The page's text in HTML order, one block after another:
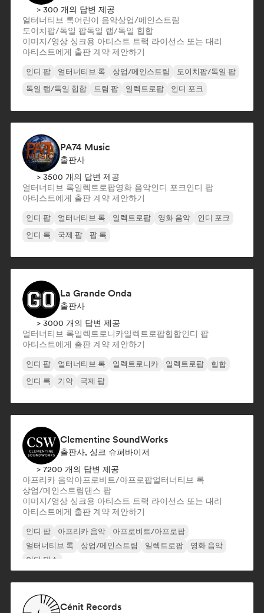
> 300 개의 답변 제공
얼터너티브 록어린이 음악상업/메인스트림
도이치팝/독일 팝독일 랩/독일 힙합
이미지/영상 싱크용 아티스트 트랙 라이선스 또는 대리
아티스트에게 출판 계약 제안하기
인디 팝 얼터너티브 록 상업/메인스트림
도이치팝/독일 팝
독일 랩/독일 힙합
드림 팝 일렉트로팝 인디 포크
PA74 Music
출판사
> 3500 개의 답변 제공
얼터너티브 록일렉트로팝영화 음악인디 포크인디 팝
아티스트에게 출판 계약 제안하기
인디 팝 얼터너티브 록 일렉트로팝 영화 음악
인디 포크
인디 록
국제 팝 팝 록
La Grande Onda
출판사
> 3000 개의 답변 제공
얼터너티브 록일렉트로니카일렉트로팝힙합인디 팝
아티스트에게 출판 계약 제안하기
인디 팝 얼터너티브 록 일렉트로니카 일렉트로팝
힙합
인디 록
기악 국제 팝
Clementine SoundWorks
출판사, 싱크 슈퍼바이저
> 7200 개의 답변 제공
아프리카 음악아프로비트/아프로팝얼터너티브 록
상업/메인스트림댄스 팝
이미지/영상 싱크용 아티스트 트랙 라이선스 또는 대리
아티스트에게 출판 계약 제안하기
인디 팝 아프리카 음악
아프로비트/아프로팝
얼터너티브 록
상업/메인스트림 일렉트로팝
영화 음악
인디 댄스
Cénit Records